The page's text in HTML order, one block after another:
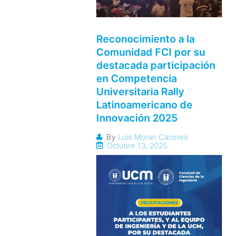
Reconocimiento a la
Comunidad FCI por su
destacada participación
en Competencia
Universitaria Rally
Latinoamericano de
Innovación 2025
By Luis Moran Caceres
Octubre 13, 2025